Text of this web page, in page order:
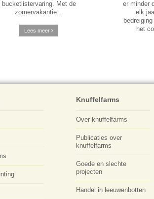
bucketlistervaring. Met de
zomervakantie...
Lees meer
er minder
elk
het
Knuffelfarms
Over knuffelfarms
Publicaties over
knuffelfarms
Goede en slechte
projecten
Handel in leeuwenbotten